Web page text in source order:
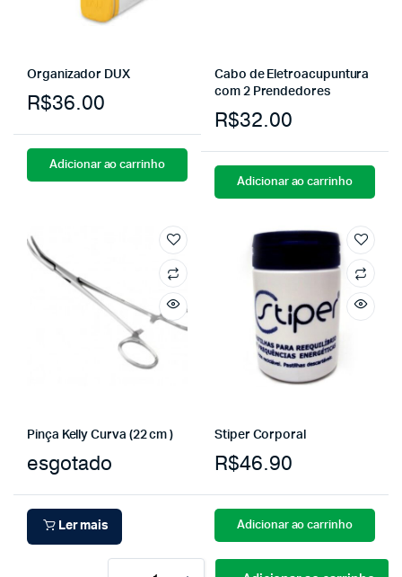
Organizador DUX
R$36.00
Adicionar ao carrinho
Cabo de Eletroacupuntura
com 2 Prendedores
R$32.00
Adicionar ao carrinho
Pinça Kelly Curva (22 cm )
esgotado
Ler mais
Stiper Corporal
R$46.90
Adicionar ao carrinho